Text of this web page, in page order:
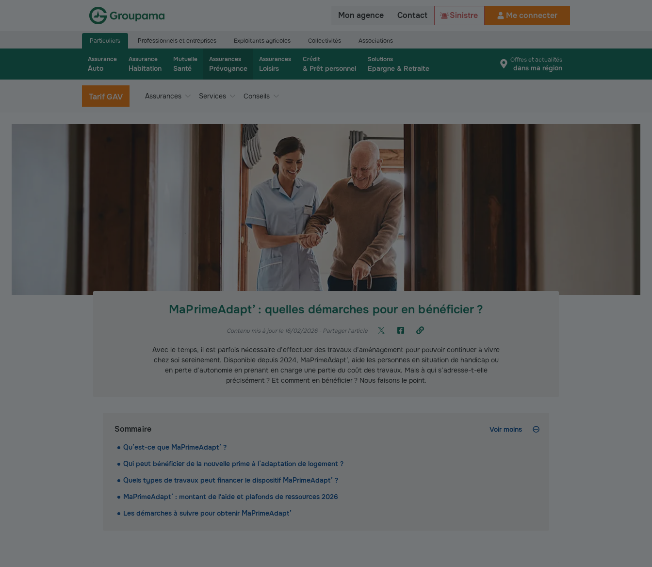
Mon agence Contact Sinistre Me connecter
Particuliers Professionnels et entreprises Exploitants agricoles Collectivités Associations
Assurance
Auto
Assurance
Habitation
Mutuelle
Santé
Assurances
Prévoyance
Assurances
Loisirs
Crédit
& Prêt personnel
Solutions
Epargne & Retraite
Offres et actualités
dans ma région
Tarif GAV Assurances Services Conseils
MaPrimeAdapt’ : quelles démarches pour en bénéficier ?
Contenu mis à jour le 16/02/2026- Partager l'article
Avec le temps, il est parfois nécessaire d’effectuer des travaux d’aménagement pour pouvoir continuer à vivre
chez soi sereinement. Disponible depuis 2024, MaPrimeAdapt’, aide les personnes en situation de handicap ou
en perte d’autonomie en prenant en charge une partie du coût des travaux. Mais à qui s’adresse-t-elle
précisément ? Et comment en bénéficier ? Nous faisons le point.
Sommaire Voir moins
Qu’est-ce que MaPrimeAdapt’ ?
Qui peut bénéficier de la nouvelle prime à l’adaptation de logement ?
Quels types de travaux peut financer le dispositif MaPrimeAdapt’ ?
MaPrimeAdapt’ : montant de l'aide et plafonds de ressources 2026
Les démarches à suivre pour obtenir MaPrimeAdapt’